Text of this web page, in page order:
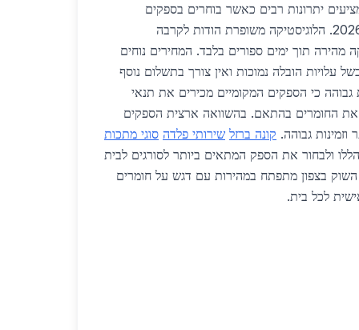
יתרונות רבים כאשר בוחרים בספקים
מקומיים באזור הצפון בשנת 2026. הלוגיסטיקה משופרת הודות לקרבה
תוך ימים ספורים בלבד. המחירים נוחים
עלויות הובלה נמוכות ואין צורך בתשלום נוסף
כי הספקים המקומיים מכירים את תנאי
את החומרים בהתאם. בהשוואה ארצית הספקים
וזמינות גבוהה. קונה ברזל שירותי פלדה סוגי מתכות
הללו ולבחור את הספק המתאים ביותר לסורגים לבית
שמונה. בשנת 2026 השוק בצפון מתפתח במהירות עם דגש על חומרים
לכל בית.